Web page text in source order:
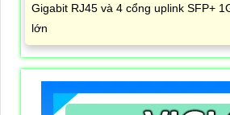
Gigabit RJ45 và 4 cổng uplink SFP+
lớn